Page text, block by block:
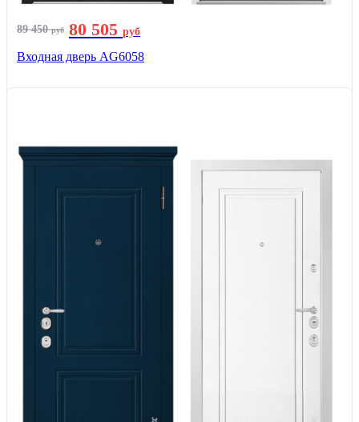
89 450руб 80 505 руб
Входная дверь AG6058